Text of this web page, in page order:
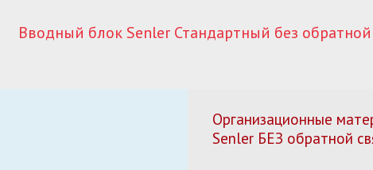
Вводный блок Senler Стандартный без обратной
Организационные
Senler БЕЗ обратной